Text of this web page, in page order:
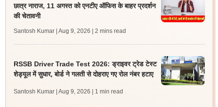
छात्र नाराज, 11 अगस्त को एनटीए ऑफिस के बाहर प्रदर्शन
की चेतावनी
Santosh Kumar | Aug 9, 2026 | 2 mins read
RSSB Driver Trade Test 2026: ड्राइवर ट्रेड टेस्ट
शेड्यूल में सुधार, बोर्ड ने गलती से दोहराए गए रोल नंबर हटाए
Santosh Kumar | Aug 9, 2026 | 1 min read